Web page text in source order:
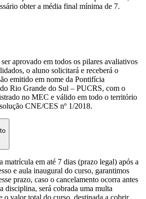
obter a média final mínima de 7.
aprovado em todos os pilares avaliativos
o aluno solicitará e receberá o
emitido em nome da Pontifícia
Rio Grande do Sul – PUCRS, com o
no MEC e válido em todo o território
CNE/CES nº 1/2018.
matrícula em até 7 dias (prazo legal) após a
e aula inaugural do curso, garantimos
prazo, caso o cancelamento ocorra antes
disciplina, será cobrada uma multa
o valor total do curso, destinada a cobrir